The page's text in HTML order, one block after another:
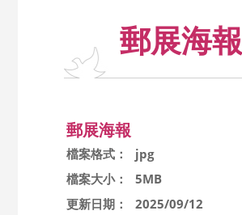
郵展海報
郵展海報
檔案格式：
jpg
檔案大小：
5MB
更新日期：
2025/09/12